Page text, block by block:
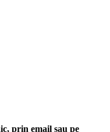
prin email sau pe